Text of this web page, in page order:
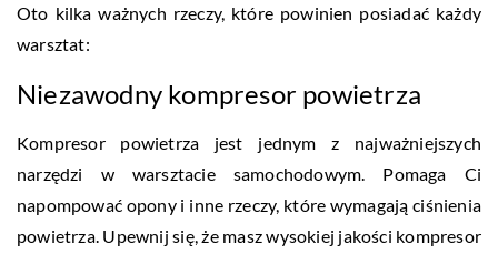
Oto kilka ważnych rzeczy, które powinien posiadać każdy
warsztat:
Niezawodny kompresor powietrza
Kompresor powietrza jest jednym z najważniejszych
narzędzi w warsztacie samochodowym. Pomaga Ci
napompować opony i inne rzeczy, które wymagają ciśnienia
powietrza. Upewnij się, że masz wysokiej jakości kompresor